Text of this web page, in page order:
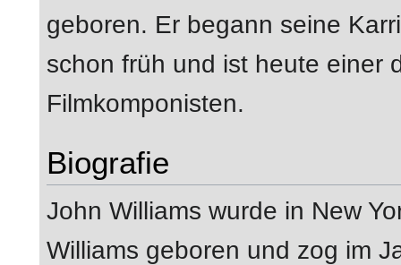
geboren. Er begann seine
schon früh und ist heute einer
Filmkomponisten.
Biografie
John Williams wurde in New
Williams geboren und zog im